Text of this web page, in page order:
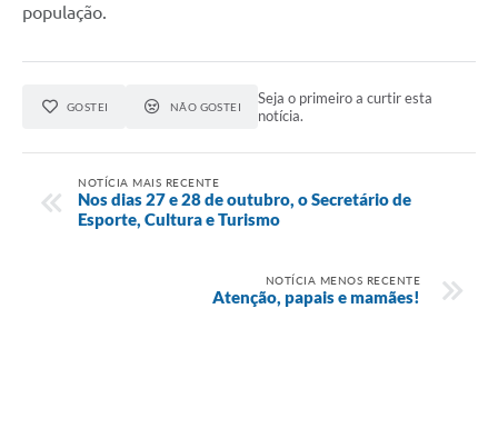
população.
GOSTEI NÃO GOSTEI
Seja o primeiro a curtir esta
notícia.
NOTÍCIA MAIS RECENTE
Nos dias 27 e 28 de outubro, o Secretário de
Esporte, Cultura e Turismo
NOTÍCIA MENOS RECENTE
Atenção, papais e mamães!